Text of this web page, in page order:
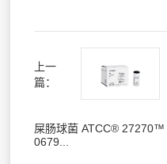
上一
篇：
屎肠球菌 ATCC® 27270™
0679...